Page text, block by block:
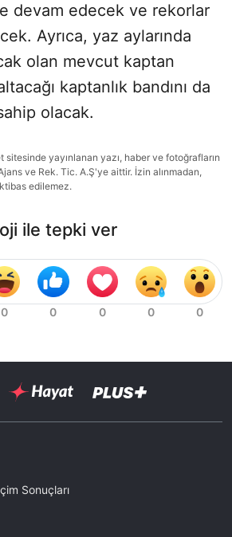
devam edecek ve rekorlar
Ayrıca, yaz aylarında
olan mevcut kaptan
kaptanlık bandını da
olacak.
yayınlanan yazı, haber ve fotoğrafların
ve Rek. Tic. A.Ş'ye aittir. İzin alınmadan,
edilemez.
ile tepki ver
Sonuçları